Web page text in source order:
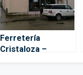
Ferretería
Cristaloza –